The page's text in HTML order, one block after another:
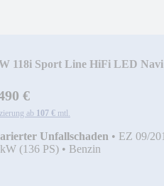
118i Sport Line HiFi LED Navi
€
ab 107 € mtl.
Unfallschaden • EZ 09/
(136 PS) • Benzin